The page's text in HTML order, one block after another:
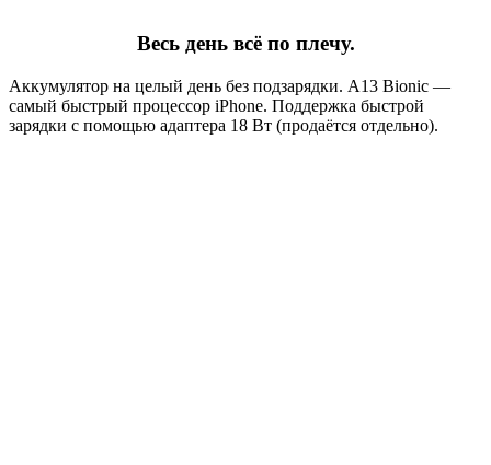
Весь день всё по плечу.
Аккумулятор на целый день без подзарядки. A13 Bionic —
самый быстрый процессор iPhone. Поддержка быстрой
зарядки с помощью адаптера 18 Вт (продаётся отдельно).